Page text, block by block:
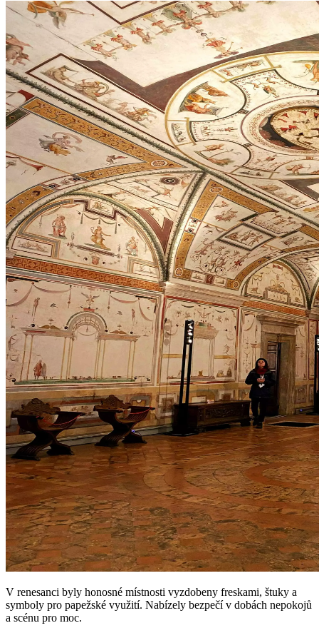
V renesanci byly honosné místnosti vyzdobeny freskami, štuky a
symboly pro papežské využití. Nabízely bezpečí v dobách nepokojů
a scénu pro moc.